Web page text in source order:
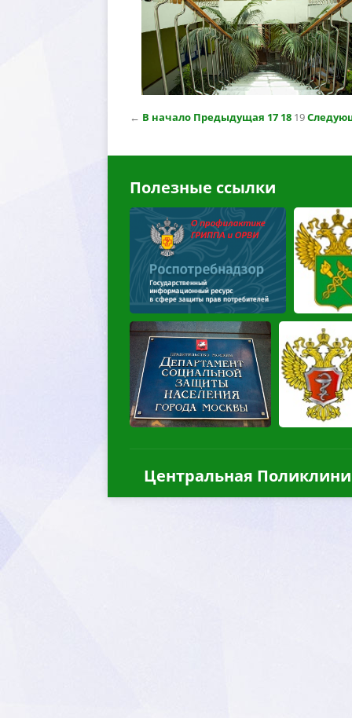
← начало Предыдущая 17 18 19
Полезные ссылки
Центральная